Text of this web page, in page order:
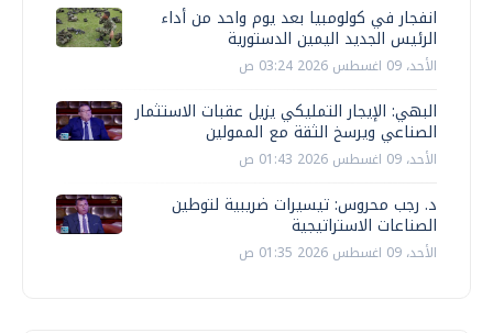
انفجار في كولومبيا بعد يوم واحد من أداء
الرئيس الجديد اليمين الدستورية
الأحد، 09 اغسطس 2026 03:24 ص
البهي: الإيجار التمليكي يزيل عقبات الاستثمار
الصناعي ويرسخ الثقة مع الممولين
الأحد، 09 اغسطس 2026 01:43 ص
د. رجب محروس: تيسيرات ضريبية لتوطين
الصناعات الاستراتيجية
الأحد، 09 اغسطس 2026 01:35 ص